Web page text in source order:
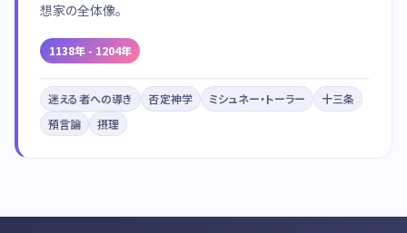
想家の全体像。
1138年 - 1204年
迷える者への導き 否定神学 ミシュネー・トーラー
十三条
預言論
摂理